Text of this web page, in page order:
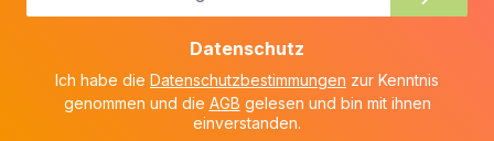
Datenschutz
Ich habe die Datenschutzbestimmungen zur Kenntnis
genommen und die AGB gelesen und bin mit ihnen
einverstanden.